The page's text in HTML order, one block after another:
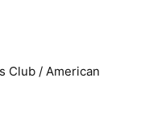
Club / American